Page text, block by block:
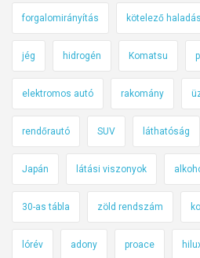
forgalomirányítás kötelező
jég hidrogén Komatsu
elektromos autó rakomány
rendőrautó SUV láthatóság
Japán látási viszonyok
30-as tábla zöld rendszám
lórév adony proace